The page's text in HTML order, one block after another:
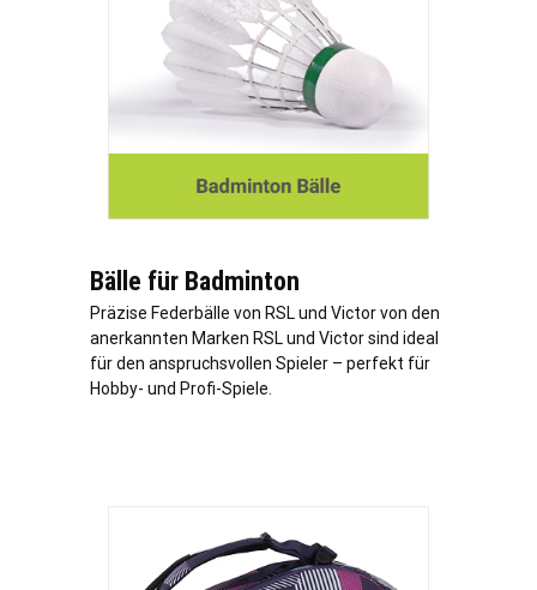
Bälle für Badminton
Präzise Federbälle von RSL und Victor von den
anerkannten Marken RSL und Victor sind ideal
für den anspruchsvollen Spieler – perfekt für
Hobby- und Profi-Spiele.